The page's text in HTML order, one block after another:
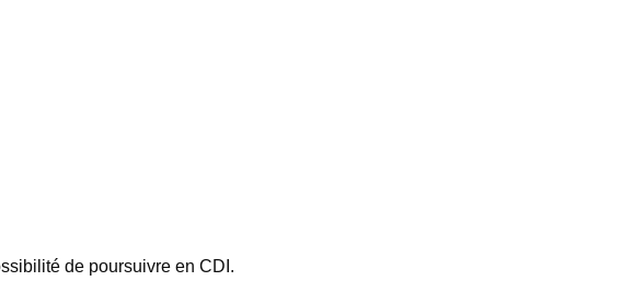
de poursuivre en CDI.